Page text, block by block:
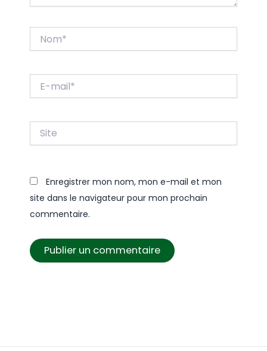
mail*
Enregistrer mon nom, mon e-mail et mon
site dans le navigateur pour mon prochain
commentaire.